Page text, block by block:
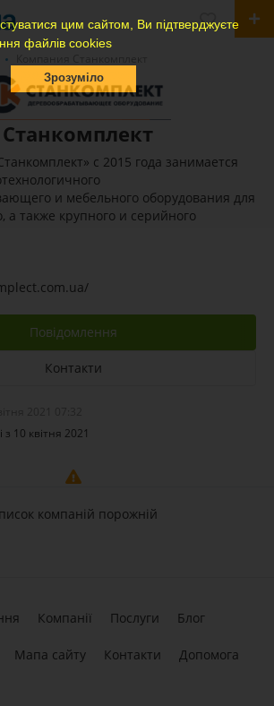
цим сайтом, Ви підтверджуєте
файлів cookies
Зрозуміло
с 2015 года занимается
и мебельного оборудования для
а также крупного и серийного
Повідомлення
Контакти
з 10 квітня 2021
компаній порожній
Компанії Послуги Блог
Мапа сайту Контакти Допомога